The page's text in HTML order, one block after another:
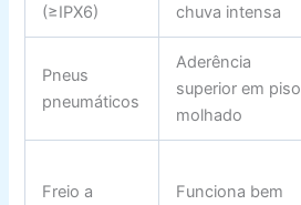
(≥IPX6)
chuva intensa
Pneus
pneumáticos
Aderência
superior em piso
molhado
Freio a
Funciona bem